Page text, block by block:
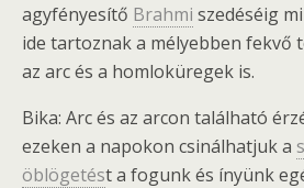
agyfényesítő Brahmi szedéséig
ide tartoznak a mélyebben fekvő
az arc és a homloküregek is.
Bika: Arc és az arcon található
ezeken a napokon csinálhatjuk a
öblögetést a fogunk és ínyünk